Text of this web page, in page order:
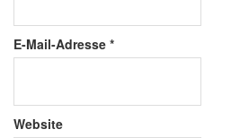
E-Mail-Adresse *
Website